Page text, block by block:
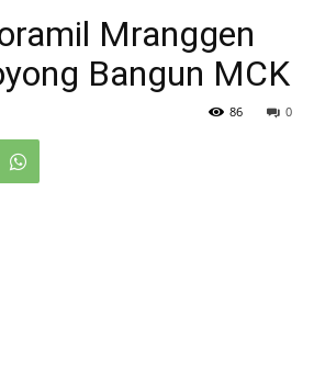
Mranggen
Bangun MCK
0
86